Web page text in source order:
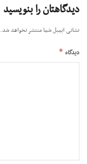
دیدگاهتان را بنویسید
نشانی ایمیل شما منتشر نخواهد شد.
دیدگاه *